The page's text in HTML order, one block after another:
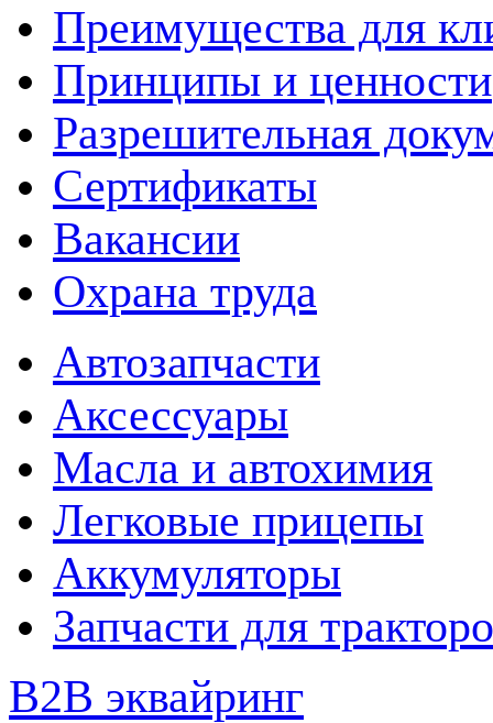
Преимущества для
Принципы и ценности
Разрешительная
Сертификаты
Вакансии
Охрана труда
Автозапчасти
Аксессуары
Масла и автохимия
Легковые прицепы
Аккумуляторы
Запчасти для
B2B эквайринг